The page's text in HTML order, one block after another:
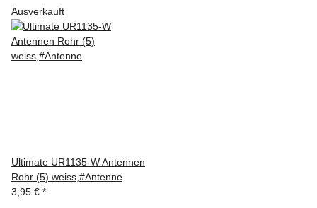
Ausverkauft
Ultimate UR1135-W Antennen
Rohr (5) weiss,#Antenne
3,95 € *